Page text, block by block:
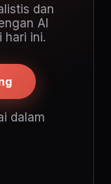
dan
AI
hari ini.
dalam